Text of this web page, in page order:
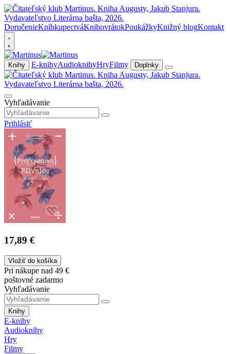
DoručenieKníhkupectváKnihovrátokPoukážkyKnižný blogKontakt
Knihy E-knihyAudioknihyHryFilmy Doplnky
Vyhľadávanie
Prihlásiť
17,89 €
Vložiť do košíka
Pri nákupe nad 49 €
poštovné zadarmo
Vyhľadávanie
Knihy
E-knihy
Audioknihy
Hry
Filmy